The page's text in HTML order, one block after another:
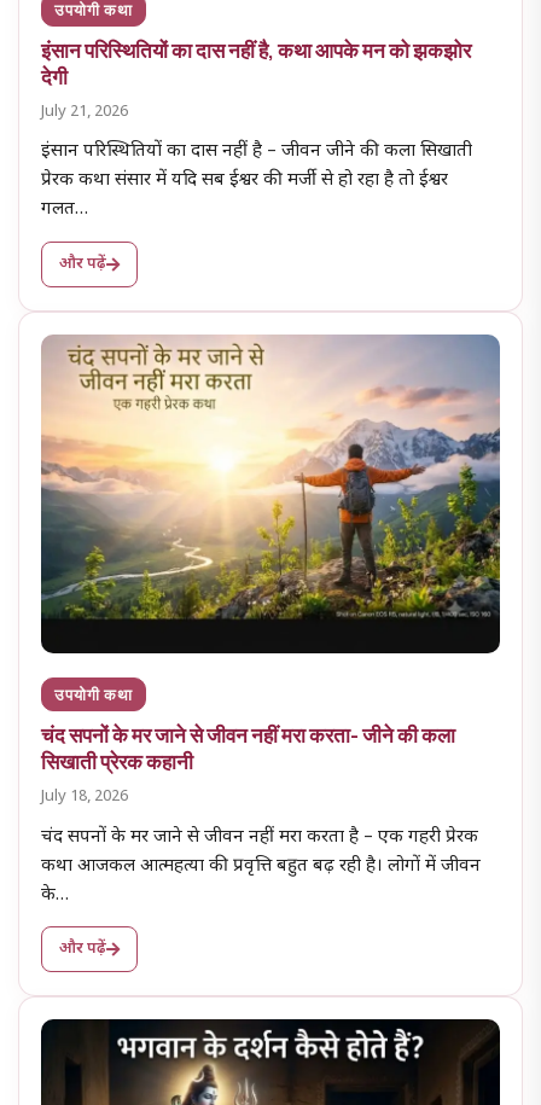
उपयोगी कथा
इंसान परिस्थितियों का दास नहीं है, कथा आपके मन को झकझोर
देगी
July 21, 2026
इंसान परिस्थितियों का दास नहीं है – जीवन जीने की कला सिखाती
प्रेरक कथा संसार में यदि सब ईश्वर की मर्जी से हो रहा है तो ईश्वर
गलत…
और पढ़ें
उपयोगी कथा
चंद सपनों के मर जाने से जीवन नहीं मरा करता- जीने की कला
सिखाती प्रेरक कहानी
July 18, 2026
चंद सपनों के मर जाने से जीवन नहीं मरा करता है – एक गहरी प्रेरक
कथा आजकल आत्महत्या की प्रवृत्ति बहुत बढ़ रही है। लोगों में जीवन
के…
और पढ़ें